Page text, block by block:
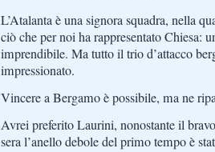
L’Atalanta è una signora squadra, nella
ciò che per noi ha rappresentato Chiesa:
imprendibile. Ma tutto il trio d’attacco
impressionato.
Vincere a Bergamo è possibile, ma ne
Avrei preferito Laurini, nonostante il
sera l’anello debole del primo tempo è